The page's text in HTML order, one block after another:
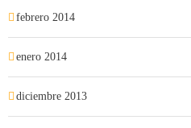
febrero 2014
enero 2014
diciembre 2013